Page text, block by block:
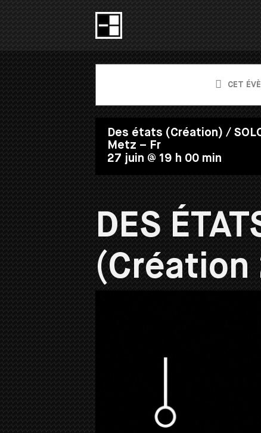
CET
Des états (Création) /
Metz – Fr
27 juin @ 19 h 00 min
DES
(Création